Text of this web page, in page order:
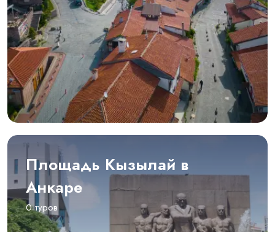
Площадь Кызылай в
Анкаре
0 туров